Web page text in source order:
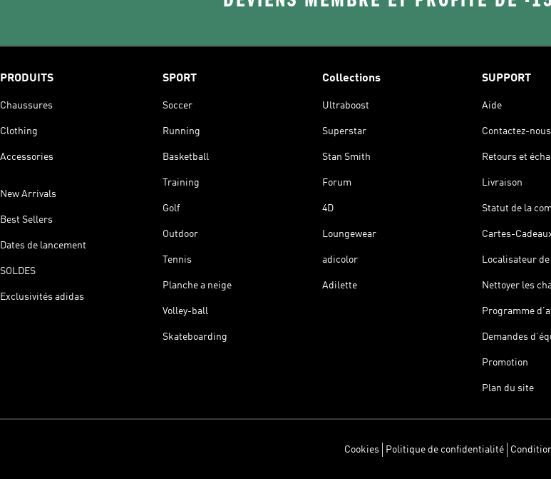
PRODUITS
Chaussures
Clothing
Accessories
New Arrivals
Best Sellers
Dates de lancement
SOLDES
Exclusivités adidas
SPORT
Soccer
Running
Basketball
Training
Golf
Outdoor
Tennis
Planche a neige
Volley-ball
Skateboarding
Collections
Ultraboost
Superstar
Stan Smith
Forum
4D
Loungewear
adicolor
Adilette
SUPPORT
Aide
Contactez-nous
Retours et
Livraison
Statut de la
Cartes-
Localisateur
Nettoyer les
Programme
Demandes
Promotion
Plan du site
Cookies Politique de confidentialité